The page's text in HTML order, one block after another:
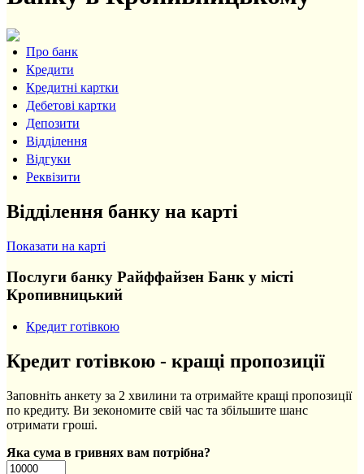
Про банк
Кредити
Кредитні картки
Дебетові картки
Депозити
Відділення
Відгуки
Реквізити
Відділення банку на карті
Показати на карті
Послуги банку Райффайзен Банк у місті
Кропивницький
Кредит готівкою
Кредит готівкою - кращі пропозиції
Заповніть анкету за 2 хвилини та отримайте кращі пропозиції
по кредиту. Ви зекономите свій час та збільшите шанс
отримати гроші.
Яка сума в гривнях вам потрібна?